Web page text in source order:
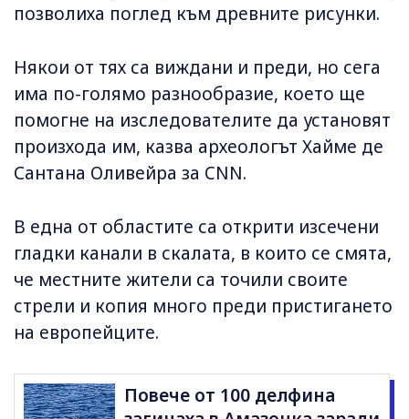
позволиха поглед към древните рисунки.
Някои от тях са виждани и преди, но сега
има по-голямо разнообразие, което ще
помогне на изследователите да установят
произхода им, казва археологът Хайме де
Сантана Оливейра за CNN.
В една от областите са открити изсечени
гладки канали в скалата, в които се смята,
че местните жители са точили своите
стрели и копия много преди пристигането
на европейците.
Повече от 100 делфина